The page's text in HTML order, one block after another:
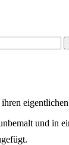
und in